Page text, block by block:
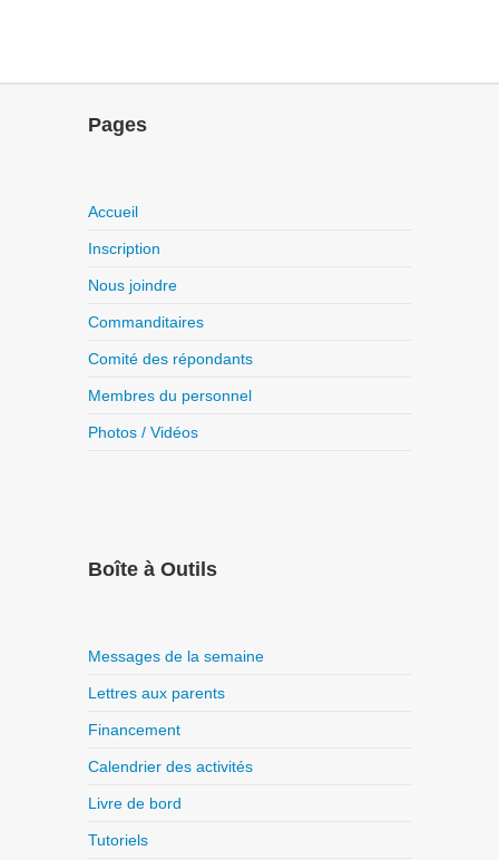
Pages
Accueil
Inscription
Nous joindre
Commanditaires
Comité des répondants
Membres du personnel
Photos / Vidéos
Boîte à Outils
Messages de la semaine
Lettres aux parents
Financement
Calendrier des activités
Livre de bord
Tutoriels